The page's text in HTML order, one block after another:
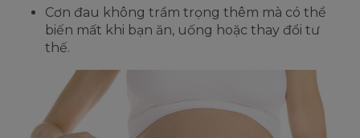
Cơn đau không trầm trọng thêm mà có thể
biến mất khi bạn ăn, uống hoặc thay đổi tư
thế.